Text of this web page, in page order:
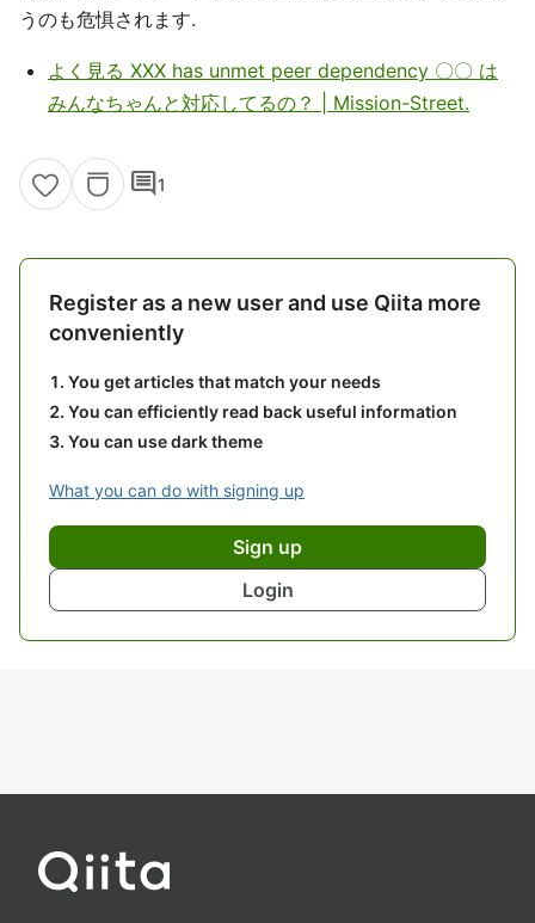
うのも危惧されます.
よく見る XXX has unmet peer dependency 〇〇 は
みんなちゃんと対応してるの？ | Mission-Street.
comment1
Register as a new user and use Qiita more
conveniently
You get articles that match your needs
You can efficiently read back useful information
You can use dark theme
What you can do with signing up
Sign up
Login